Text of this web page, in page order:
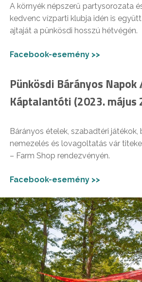
A környék népszerű partysorozata
kedvenc vízparti klubja idén is
ajtaját a pünkösdi hosszú hétvégén.
Facebook-esemény >>
Pünkösdi Bárányos Napok
Káptalantóti (2023. május
Bárányos ételek, szabadtéri játékok,
nemezelés és lovagoltatás vár
– Farm Shop rendezvényén.
Facebook-esemény >>